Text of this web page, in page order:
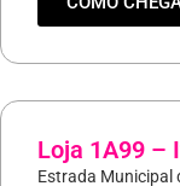
Loja 1A99 –
Estrada Municipal